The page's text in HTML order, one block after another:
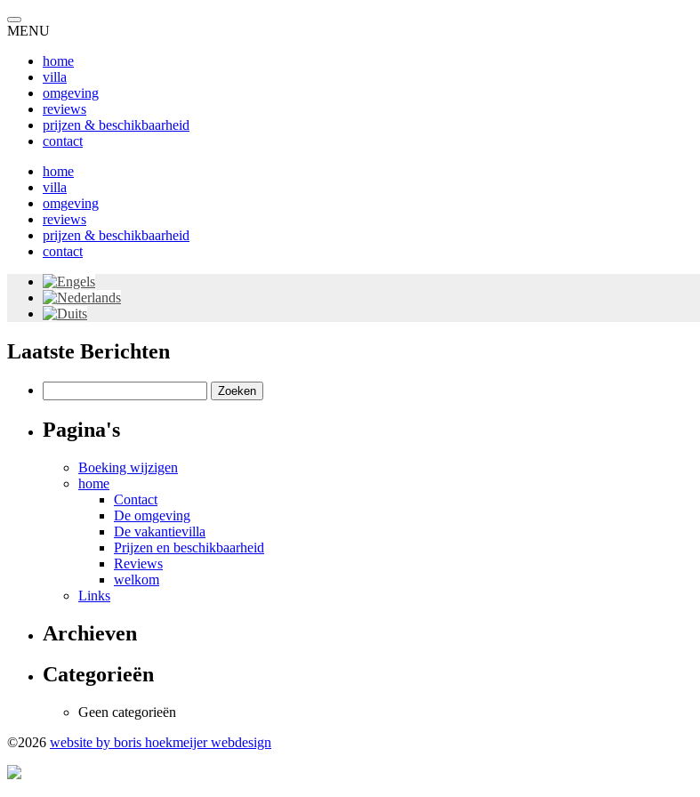
MENU
home
villa
omgeving
reviews
prijzen & beschikbaarheid
contact
home
villa
omgeving
reviews
prijzen & beschikbaarheid
contact
Laatste Berichten
naar:
Pagina's
Boeking wijzigen
home
Contact
De omgeving
De vakantievilla
Prijzen en beschikbaarheid
Reviews
welkom
Links
Archieven
Categorieën
Geen categorieën
©2026 website by boris hoekmeijer webdesign